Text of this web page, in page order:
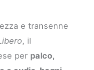
e transenne
, il
per palco,